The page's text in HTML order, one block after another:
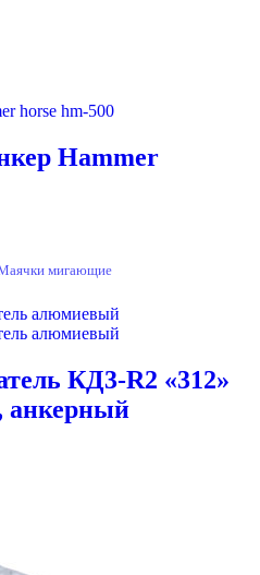
Hammer
мигающие
КД3-R2 «312»
анкерный